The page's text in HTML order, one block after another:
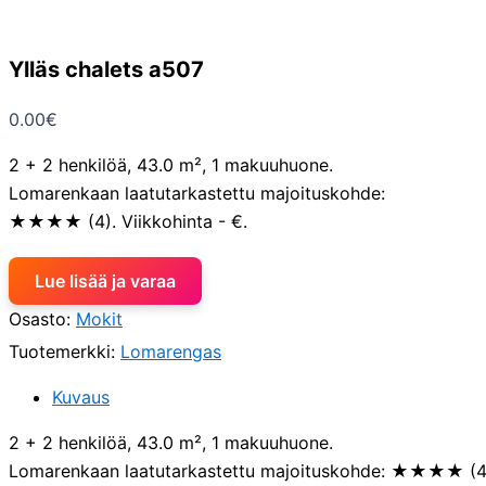
Ylläs chalets a507
0.00€
2 + 2 henkilöä, 43.0 m², 1 makuuhuone.
Lomarenkaan laatutarkastettu majoituskohde:
★★★★ (4). Viikkohinta - €.
Lue lisää ja varaa
Osasto: Mokit
Tuotemerkki: Lomarengas
Kuvaus
2 + 2 henkilöä, 43.0 m², 1 makuuhuone.
Lomarenkaan laatutarkastettu majoituskohde: ★★★★